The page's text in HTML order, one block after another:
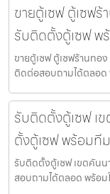
ขายตู้เซฟ ตู้เซฟ
รับติดตั้งตู้เซฟ พ
ขายตู้เซฟ ตู้เซฟร้านทอ
ติดต่อสอบถามได้ตลอด
รับติดตั้งตู้เซฟ เ
ตั้งตู้เซฟ พร้อมที
รับติดตั้งตู้เซฟ เขตคัน
สอบถามได้ตลอด พร้อม